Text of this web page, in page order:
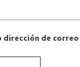
dirección de